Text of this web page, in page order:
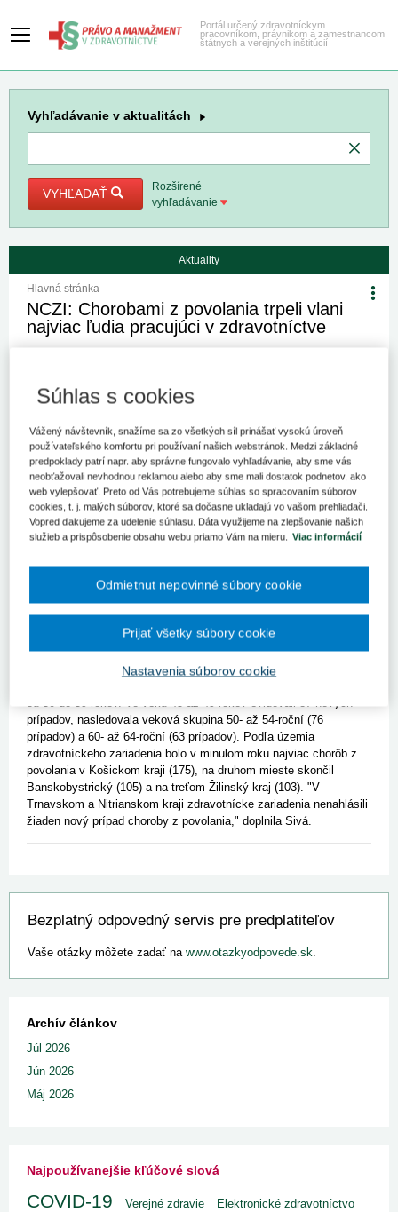
Portál určený zdravotníckym
pracovníkom, právnikom a zamestnancom
štátnych a verejných inštitúcií
Vyhľadávanie v aktualitách
VYHĽADAŤ
Rozšírené
vyhľadávanie
Aktuality
Hlavná stránka
NCZI: Chorobami z povolania trpeli vlani
najviac ľudia pracujúci v zdravotníctve
Bratislava 28. mája (TASR) - Chorobami z povolania trpeli
zamestnanci vo výrobe konštrukcií či vozidiel. Zdravie v práci
si poškodili najmä pracujúci medzi 50. až 59. rokom života.
Vyplýva to z dát Národného centra zdravotníckych informácií
(NCZI). Najvyšší výskyt chorôb z povolania bol v oblasti
zdravotníctva, a to 163 nových prípadov. "V roku 2021 sa na
chorobách z povolania v zdravotníctve podpísala pandémia
zdravotníctve vznikla choroba z povolania následkom infekcie
COVID-19," priblížila hovorkyňa NCZI Alžbeta Sivá s tým, že išlo
o 139 žien a 20 mužov.Na druhom mieste z pohľadu výskytu
chorôb z povolania bola bližšie nešpecifikovaná výroba (38
prípadov), ďalej výroba kovových konštrukcií okrem strojov a
zariadení (37 prípadov), výroba motorových vozidiel, návesov,
prívesov (37 prípadov) alebo tiež iná ťažba a dobývanie (20
od 50 do 59 rokov. Vo veku 45 až 49 rokov evidovali 87 nových
prípadov, nasledovala veková skupina 50- až 54-roční (76
prípadov) a 60- až 64-roční (63 prípadov). Podľa územia
zdravotníckeho zariadenia bolo v minulom roku najviac chorôb z
povolania v Košickom kraji (175), na druhom mieste skončil
Banskobystrický (105) a na treťom Žilinský kraj (103). "V
Trnavskom a Nitrianskom kraji zdravotnícke zariadenia nenahlásili
žiaden nový prípad choroby z povolania," doplnila Sivá.
Bezplatný odpovedný servis pre predplatiteľov
Vaše otázky môžete zadať na www.otazkyodpovede.sk.
Archív článkov
Júl 2026
Jún 2026
Máj 2026
Najpoužívanejšie kľúčové slová
COVID-19 Verejné zdravie Elektronické zdravotníctvo
Súhlas s cookies
Vážený návštevník, snažíme sa zo všetkých síl prinášať vysokú úroveň
používateľského komfortu pri používaní našich webstránok. Medzi základné
predpoklady patrí napr. aby správne fungovalo vyhľadávanie, aby sme vás
neobťažovali nevhodnou reklamou alebo aby sme mali dostatok podnetov, ako
web vylepšovať. Preto od Vás potrebujeme súhlas so spracovaním súborov
cookies, t. j. malých súborov, ktoré sa dočasne ukladajú vo vašom prehliadači.
Vopred ďakujeme za udelenie súhlasu. Dáta využijeme na zlepšovanie našich
služieb a prispôsobenie obsahu webu priamo Vám na mieru. Viac informácií
Nastavenia súborov cookie
Odmietnut nepovinné súbory cookie
Prijať všetky súbory cookie